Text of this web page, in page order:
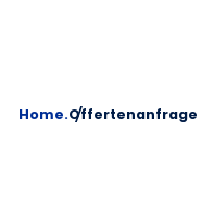
Home.Offertenanfrage